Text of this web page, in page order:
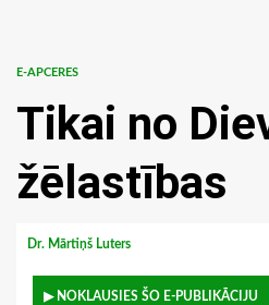
E-APCERES
Tikai no
žēlastības
Dr. Mārtiņš Luters
▶ NOKLAUSIES ŠO E-PUBLIKĀCIJU